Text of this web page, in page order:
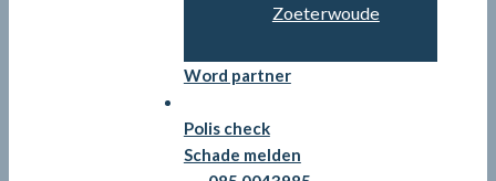
Zoeterwoude
Word partner
Polis check
Schade melden